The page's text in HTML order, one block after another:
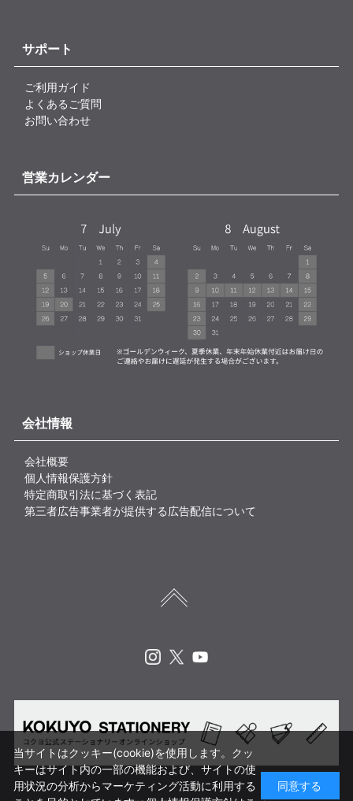
サポート
ご利用ガイド
よくあるご質問
お問い合わせ
営業カレンダー
会社情報
会社概要
個人情報保護方針
特定商取引法に基づく表記
第三者広告事業者が提供する広告配信について
当サイトはクッキー(cookie)を使用します。クッ
キーはサイト内の一部の機能および、サイトの使
用状況の分析からマーケティング活動に利用する
同意する